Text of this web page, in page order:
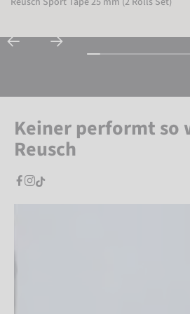
Keiner performt so
Reusch